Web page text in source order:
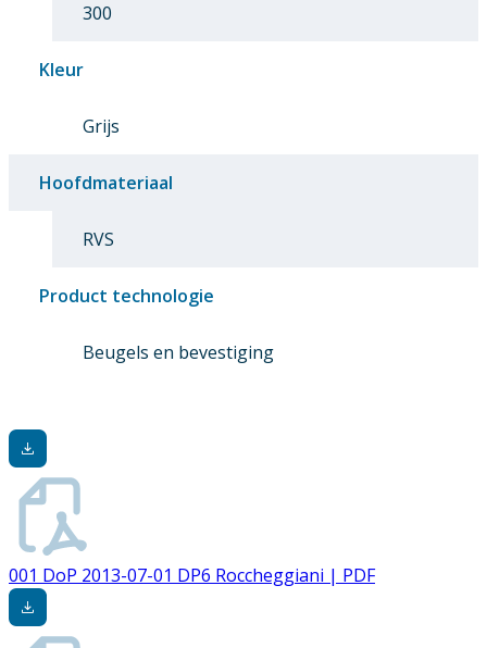
300
Kleur
Grijs
Hoofdmateriaal
RVS
Product technologie
Beugels en bevestiging
001 DoP 2013-07-01 DP6 Roccheggiani | PDF